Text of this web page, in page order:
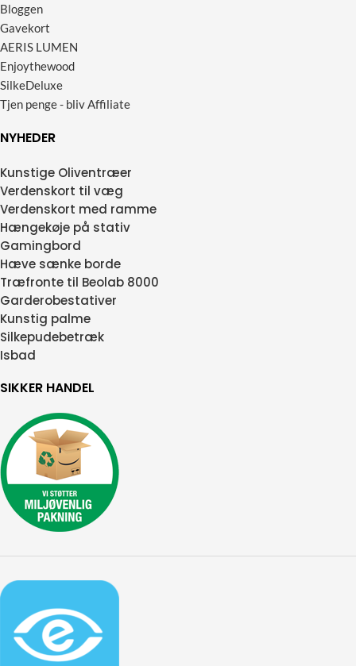
Bloggen
Gavekort
AERIS LUMEN
Enjoythewood
SilkeDeluxe
Tjen penge - bliv Affiliate
NYHEDER
Kunstige Oliventræer
Verdenskort til væg
Verdenskort med ramme
Hængekøje på stativ
Gamingbord
Hæve sænke borde
Træfronte til Beolab 8000
Garderobestativer
Kunstig palme
Silkepudebetræk
Isbad
SIKKER HANDEL